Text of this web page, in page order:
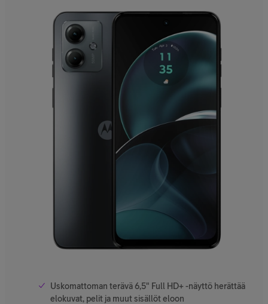
Uskomattoman terävä 6,5" Full HD+ -näyttö herättää
elokuvat, pelit ja muut sisällöt eloon